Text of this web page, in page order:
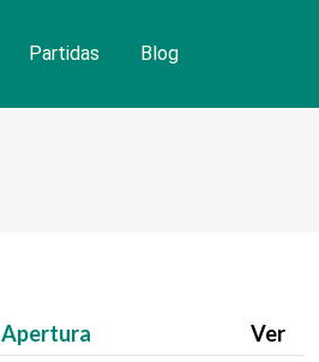
Partidas Blog
Apertura
Ver